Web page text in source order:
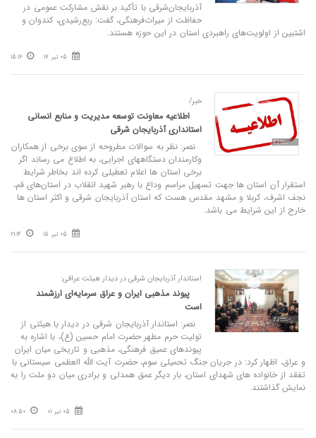
آذربایجان‌شرقی با تأکید بر نقش مشارکت عمومی در
حفاظت از میراث‌فرهنگی، گفت: ربع‌رشیدی، کندوان و
اشتبین از اولویت‌های راهبردی استان در این حوزه هستند.
05 تیر 17 15:16
خبر/
اطلاعیه معاونت توسعه مدیریت و منابع انسانی
استانداری آذربایجان شرقی
نصر: نظر به سوالات مطروحه از سوی برخی از همکاران
وکارمندان دستگاههای اجرایی، به اطلاع می رساند اگر
برخی استان ها اعلام تعطیلی کرده اند بخاطر شرایط
استقرار آن استان ها جهت تسهیل مراسم وداع با رهبر شهید انقلاب در استان‌های قم،
نجف اشرف، کربلا و مشهد مقدس هست که استان آذربایجان‌ شرقی و اکثر استان ها
خارج از این شرایط می باشد.
05 تیر 15 21:14
استاندار آذربایجان شرقی در دیدار هیئت عراقی:
پیوند مذهبی ایران و عراق سرمایه‌ای ارزشمند
است
نصر: استاندار آذربایجان شرقی در دیدار با هیئتی از
تولیت حرم مطهر حضرت امام حسین (ع)، با اشاره به
پیوندهای عمیق فرهنگی، مذهبی و تاریخی میان ایران
و عراق، اظهار کرد: در جریان جنگ تحمیلی سوم، حضرت آیت‌ الله العظمی سیستانی با
تفقد از خانواده‌ های شهدای استان، بار دیگر عمق همدلی و برادری میان دو ملت را به
نمایش گذاشتند.
05 تیر 01 08:50